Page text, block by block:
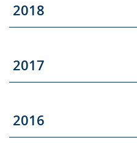
2018
2017
2016